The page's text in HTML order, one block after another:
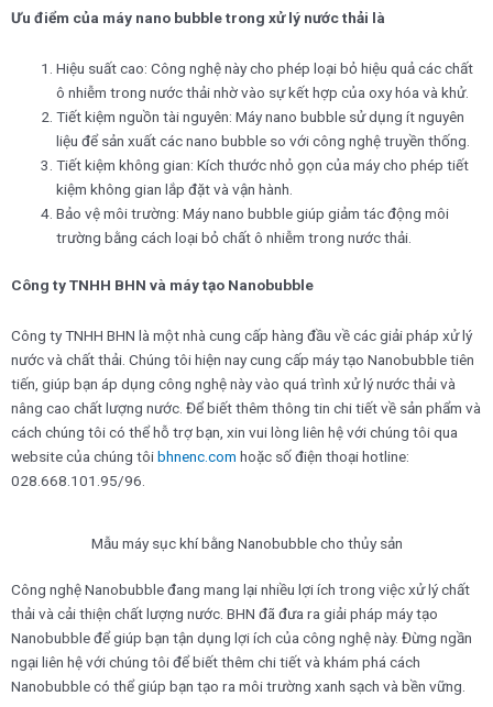
Ưu điểm của máy nano bubble trong xử lý nước thải là
Hiệu suất cao: Công nghệ này cho phép loại bỏ hiệu quả các chất
ô nhiễm trong nước thải nhờ vào sự kết hợp của oxy hóa và khử.
Tiết kiệm nguồn tài nguyên: Máy nano bubble sử dụng ít nguyên
liệu để sản xuất các nano bubble so với công nghệ truyền thống.
Tiết kiệm không gian: Kích thước nhỏ gọn của máy cho phép tiết
kiệm không gian lắp đặt và vận hành.
Bảo vệ môi trường: Máy nano bubble giúp giảm tác động môi
trường bằng cách loại bỏ chất ô nhiễm trong nước thải.
Công ty TNHH BHN và máy tạo Nanobubble
Công ty TNHH BHN là một nhà cung cấp hàng đầu về các giải pháp xử lý
nước và chất thải. Chúng tôi hiện nay cung cấp máy tạo Nanobubble tiên
tiến, giúp bạn áp dụng công nghệ này vào quá trình xử lý nước thải và
nâng cao chất lượng nước. Để biết thêm thông tin chi tiết về sản phẩm và
cách chúng tôi có thể hỗ trợ bạn, xin vui lòng liên hệ với chúng tôi qua
website của chúng tôibhnenc.com hoặc số điện thoại hotline:
028.668.101.95/96.
Mẫu máy sục khí bằng Nanobubble cho thủy sản
Công nghệ Nanobubble đang mang lại nhiều lợi ích trong việc xử lý chất
thải và cải thiện chất lượng nước. BHN đã đưa ra giải pháp máy tạo
Nanobubble để giúp bạn tận dụng lợi ích của công nghệ này. Đừng ngần
ngại liên hệ với chúng tôi để biết thêm chi tiết và khám phá cách
Nanobubble có thể giúp bạn tạo ra môi trường xanh sạch và bền vững.